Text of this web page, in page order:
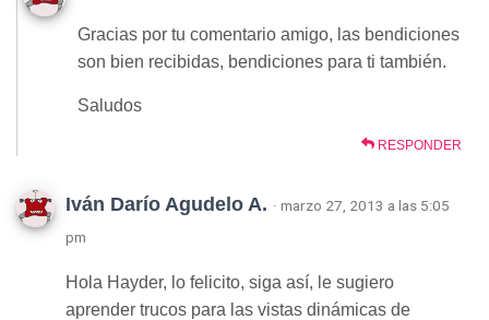
Gracias por tu comentario amigo, las bendiciones
son bien recibidas, bendiciones para ti también.
Saludos
RESPONDER
Iván Darío Agudelo A. · marzo 27, 2013 a las 5:05
pm
Hola Hayder, lo felicito, siga así, le sugiero
aprender trucos para las vistas dinámicas de